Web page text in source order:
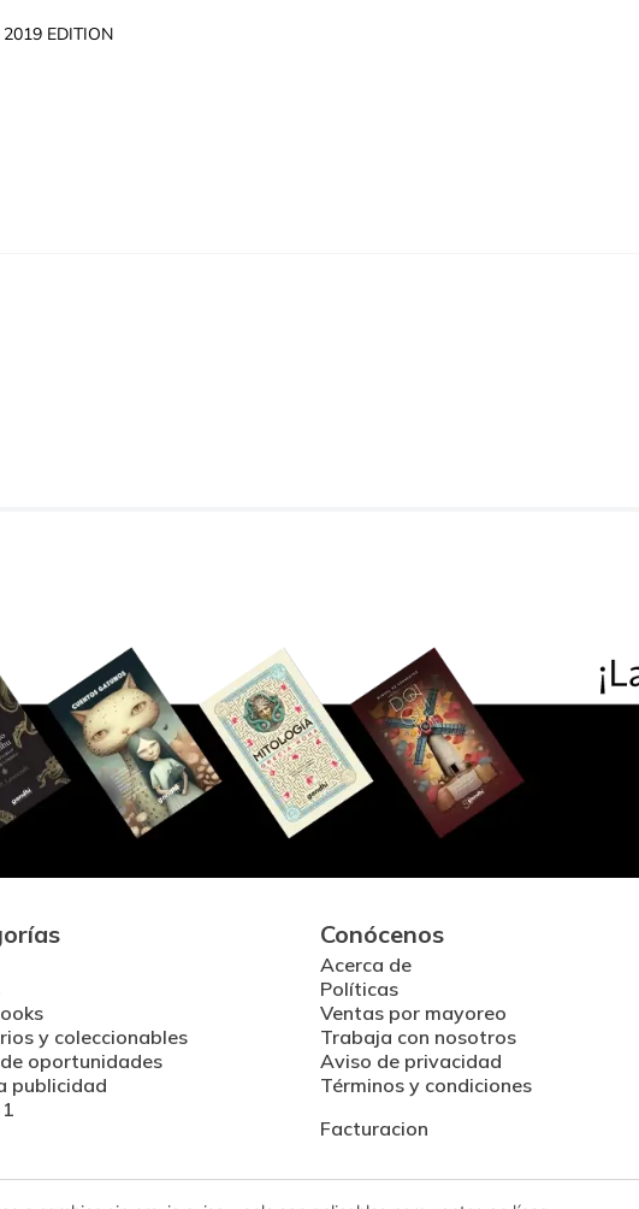
EDITION
y coleccionables
oportunidades
publicidad
Conócenos
Acerca de
Políticas
Ventas por mayoreo
Trabaja con nosotros
Aviso de privacidad
Términos y condiciones
Facturacion